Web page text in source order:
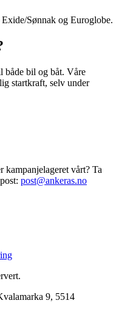
Sønnak og Euroglobe.
både bil og båt. Våre
startkraft, selv under
kampanjelageret vårt? Ta
post@ankeras.no
9, 5514